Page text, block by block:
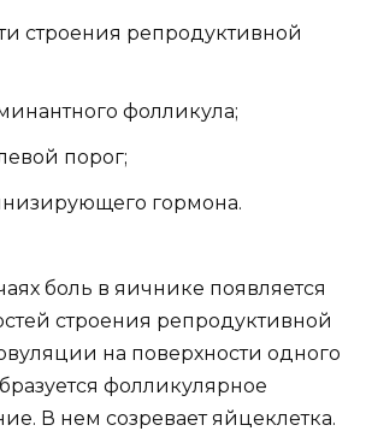
строения репродуктивной
фолликула;
порог;
гормона.
боль в яичнике появляется
строения репродуктивной
на поверхности одного
фолликулярное
В нем созревает яйцеклетка.